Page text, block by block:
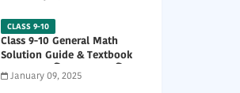
CLASS 9-10
Class 9-10 General Math
Solution Guide & Textbook
(৯ম-১০ম শ্রেণির সাধারণ গণিত
সমাধান গাইড) 2025 PDF
January 09, 2025